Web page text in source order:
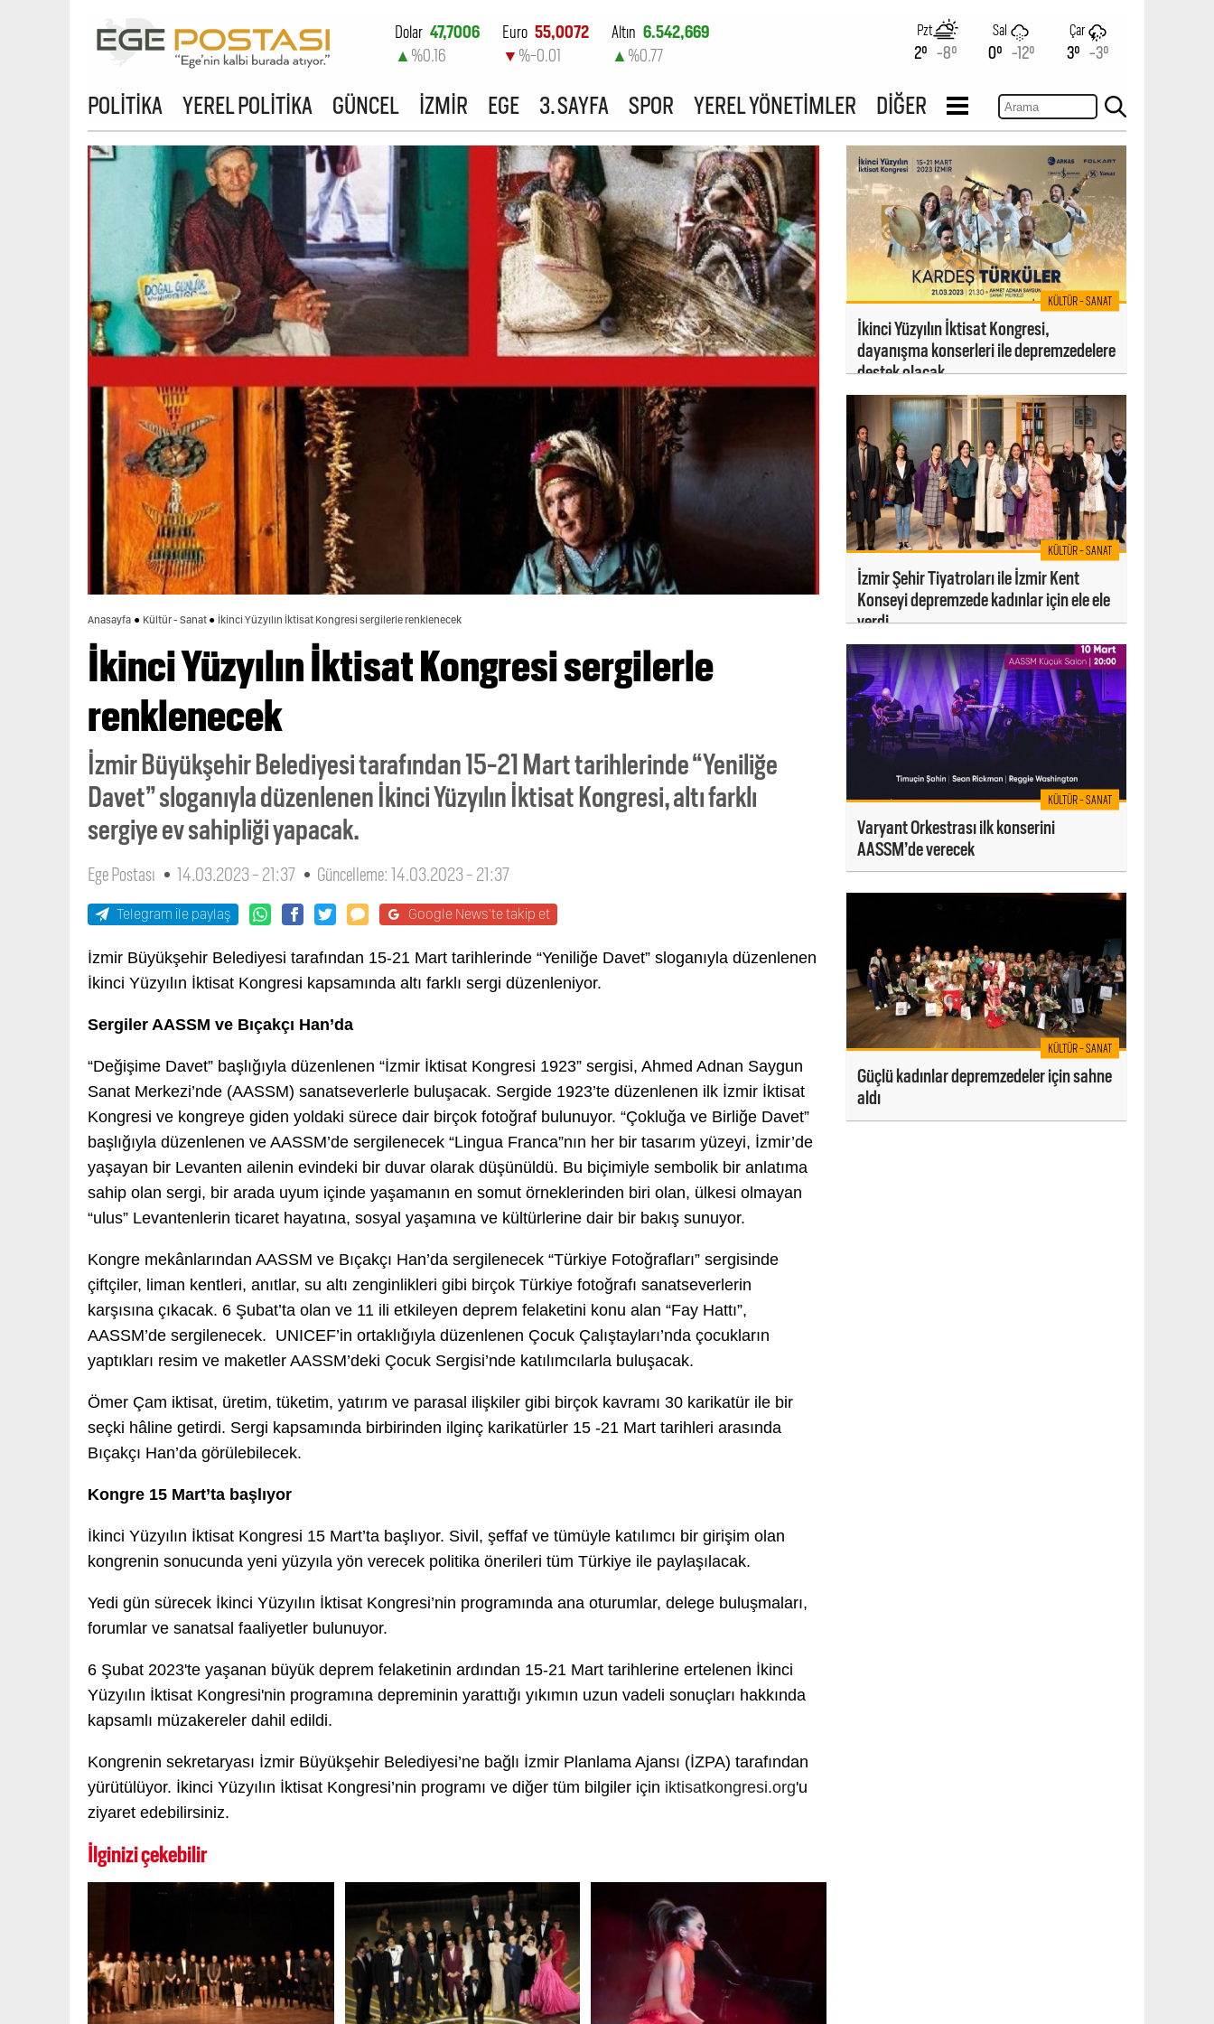
Dolar 47,7006
▲ %0.16
Euro 55,0072
▼ %-0.01
Altın 6.542,669
▲ %0.77
%0
Pzt
2° -8°
Sal
0° -12°
Çar
3° -3°
POLİTİKA YEREL POLİTİKA GÜNCEL İZMİR EGE 3. SAYFA SPOR YEREL YÖNETİMLER DİĞER
Anasayfa Kültür - Sanat İkinci Yüzyılın İktisat Kongresi sergilerle renklenecek
İkinci Yüzyılın İktisat Kongresi sergilerle
renklenecek
İzmir Büyükşehir Belediyesi tarafından 15-21 Mart tarihlerinde “Yeniliğe
Davet” sloganıyla düzenlenen İkinci Yüzyılın İktisat Kongresi, altı farklı
sergiye ev sahipliği yapacak.
Ege Postası 14.03.2023 - 21:37 Güncelleme: 14.03.2023 - 21:37
Telegram ile paylaş Google News'te takip et
İzmir Büyükşehir Belediyesi tarafından 15-21 Mart tarihlerinde “Yeniliğe Davet” sloganıyla düzenlenen
İkinci Yüzyılın İktisat Kongresi kapsamında altı farklı sergi düzenleniyor.
Sergiler AASSM ve Bıçakçı Han’da
“Değişime Davet” başlığıyla düzenlenen “İzmir İktisat Kongresi 1923” sergisi, Ahmed Adnan Saygun
Sanat Merkezi’nde (AASSM) sanatseverlerle buluşacak. Sergide 1923’te düzenlenen ilk İzmir İktisat
Kongresi ve kongreye giden yoldaki sürece dair birçok fotoğraf bulunuyor. “Çokluğa ve Birliğe Davet”
başlığıyla düzenlenen ve AASSM’de sergilenecek “Lingua Franca”nın her bir tasarım yüzeyi, İzmir’de
yaşayan bir Levanten ailenin evindeki bir duvar olarak düşünüldü. Bu biçimiyle sembolik bir anlatıma
sahip olan sergi, bir arada uyum içinde yaşamanın en somut örneklerinden biri olan, ülkesi olmayan
“ulus” Levantenlerin ticaret hayatına, sosyal yaşamına ve kültürlerine dair bir bakış sunuyor.
Kongre mekânlarından AASSM ve Bıçakçı Han’da sergilenecek “Türkiye Fotoğrafları” sergisinde
çiftçiler, liman kentleri, anıtlar, su altı zenginlikleri gibi birçok Türkiye fotoğrafı sanatseverlerin
karşısına çıkacak. 6 Şubat’ta olan ve 11 ili etkileyen deprem felaketini konu alan “Fay Hattı”,
AASSM’de sergilenecek. UNICEF’in ortaklığıyla düzenlenen Çocuk Çalıştayları’nda çocukların
yaptıkları resim ve maketler AASSM’deki Çocuk Sergisi’nde katılımcılarla buluşacak.
Ömer Çam iktisat, üretim, tüketim, yatırım ve parasal ilişkiler gibi birçok kavramı 30 karikatür ile bir
seçki hâline getirdi. Sergi kapsamında birbirinden ilginç karikatürler 15 -21 Mart tarihleri arasında
Bıçakçı Han’da görülebilecek.
Kongre 15 Mart’ta başlıyor
İkinci Yüzyılın İktisat Kongresi 15 Mart’ta başlıyor. Sivil, şeffaf ve tümüyle katılımcı bir girişim olan
kongrenin sonucunda yeni yüzyıla yön verecek politika önerileri tüm Türkiye ile paylaşılacak.
Yedi gün sürecek İkinci Yüzyılın İktisat Kongresi’nin programında ana oturumlar, delege buluşmaları,
forumlar ve sanatsal faaliyetler bulunuyor.
6 Şubat 2023'te yaşanan büyük deprem felaketinin ardından 15-21 Mart tarihlerine ertelenen İkinci
Yüzyılın İktisat Kongresi'nin programına depreminin yarattığı yıkımın uzun vadeli sonuçları hakkında
kapsamlı müzakereler dahil edildi.
Kongrenin sekretaryası İzmir Büyükşehir Belediyesi’ne bağlı İzmir Planlama Ajansı (İZPA) tarafından
yürütülüyor. İkinci Yüzyılın İktisat Kongresi’nin programı ve diğer tüm bilgiler için iktisatkongresi.org'u
ziyaret edebilirsiniz.
İlginizi çekebilir
KÜLTÜR - SANAT
İkinci Yüzyılın İktisat Kongresi,
dayanışma konserleri ile depremzedelere
destek olacak
KÜLTÜR - SANAT
İzmir Şehir Tiyatroları ile İzmir Kent
Konseyi depremzede kadınlar için ele ele
verdi
KÜLTÜR - SANAT
Varyant Orkestrası ilk konserini
AASSM’de verecek
KÜLTÜR - SANAT
Güçlü kadınlar depremzedeler için sahne
aldı